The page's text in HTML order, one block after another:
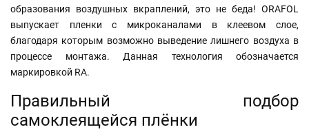
образования воздушных вкраплений, это не беда! ORAFOL
выпускает пленки с микроканалами в клеевом слое,
благодаря которым возможно выведение лишнего воздуха в
процессе монтажа. Данная технология обозначается
маркировкой RA.
Правильный подбор
самоклеящейся плёнки